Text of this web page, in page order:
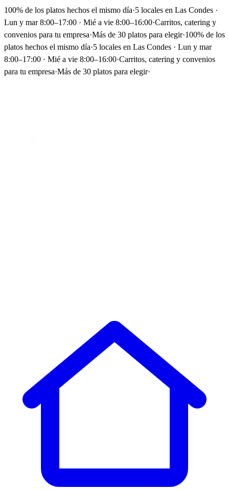
100% de los platos hechos el mismo día·5 locales en Las Condes ·
Lun y mar 8:00–17:00 · Mié a vie 8:00–16:00·Carritos, catering y
convenios para tu empresa·Más de 30 platos para elegir·100% de los
platos hechos el mismo día·5 locales en Las Condes · Lun y mar
8:00–17:00 · Mié a vie 8:00–16:00·Carritos, catering y convenios
para tu empresa·Más de 30 platos para elegir·